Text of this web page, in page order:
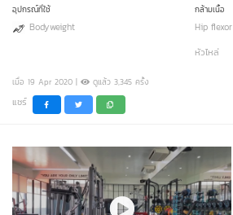
อุปกรณ์ที่ใช้
Bodyweight
กล้ามเนื้อ
Hip flexor
หัวไหล่
เมื่อ 19 Apr 2020 | ดูแล้ว 3,345 ครั้ง
แชร์